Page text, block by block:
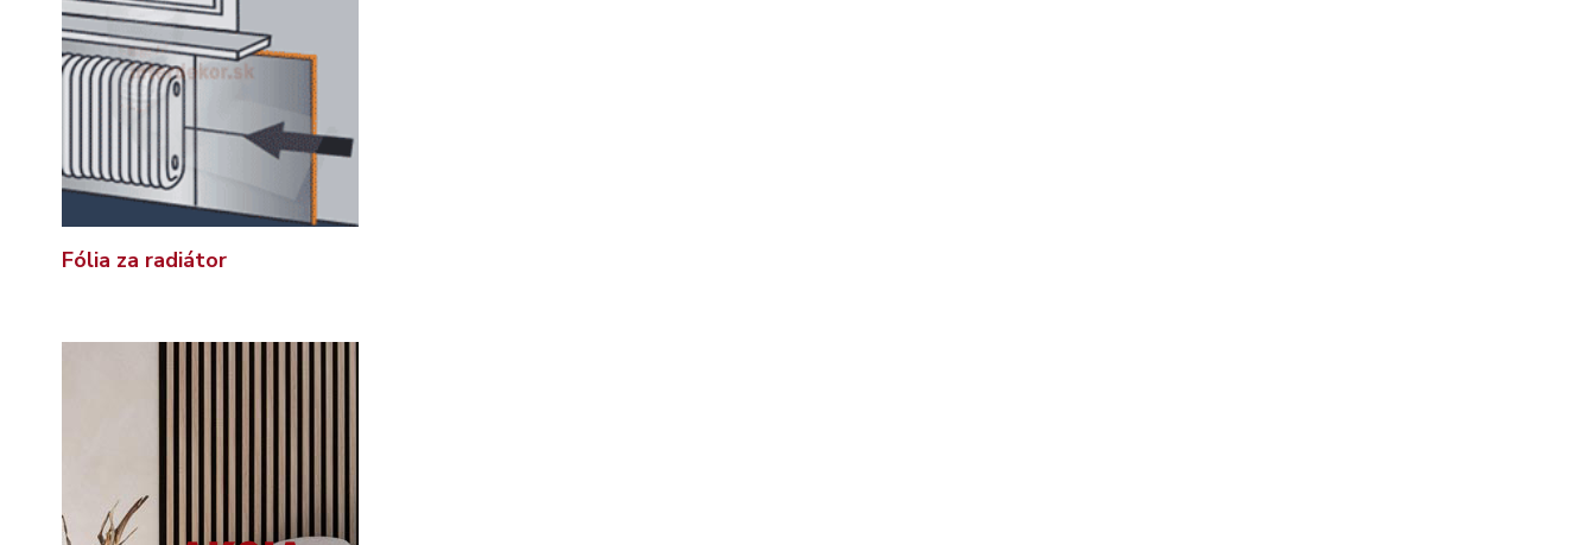
Fólia za radiátor